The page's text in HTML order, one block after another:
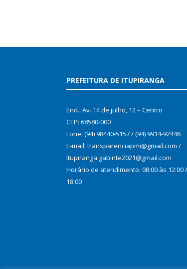
PREFEITURA DE ITUPIRANGA
End.: Av. 14 de julho, 12 – Centro
CEP: 68580-000
Fone: (94) 98440-5157 / (94) 9914-92446
E-mail: transparenciapmi@gmail.com /
Itupiranga.gabinte2021@gmail.com
Horário de atendimento: 08:00 às 12:00
18:00